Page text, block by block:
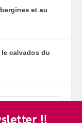
et au
calvados du
!!